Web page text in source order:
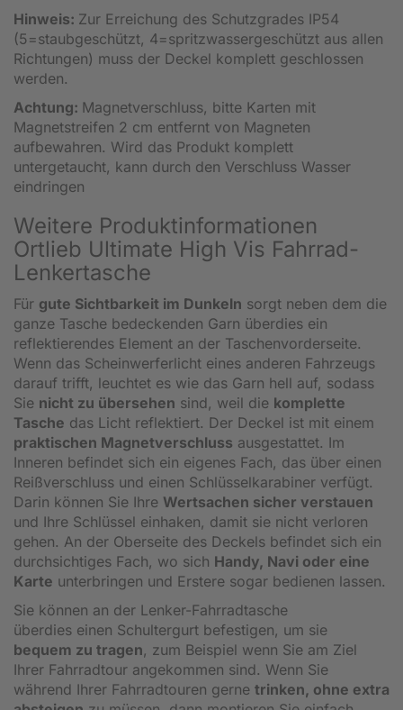
Hinweis: Zur Erreichung des Schutzgrades IP54
(5=staubgeschützt, 4=spritzwassergeschützt aus allen
Richtungen) muss der Deckel komplett geschlossen
werden.
Achtung: Magnetverschluss, bitte Karten mit
Magnetstreifen 2 cm entfernt von Magneten
aufbewahren. Wird das Produkt komplett
untergetaucht, kann durch den Verschluss Wasser
eindringen
Weitere Produktinformationen
Ortlieb Ultimate High Vis Fahrrad-
Lenkertasche
Für gute Sichtbarkeit im Dunkeln sorgt neben dem die
ganze Tasche bedeckenden Garn überdies ein
reflektierendes Element an der Taschenvorderseite.
Wenn das Scheinwerferlicht eines anderen Fahrzeugs
darauf trifft, leuchtet es wie das Garn hell auf, sodass
Sie nicht zu übersehen sind, weil die komplette
Tasche das Licht reflektiert. Der Deckel ist mit einem
praktischen Magnetverschluss ausgestattet. Im
Inneren befindet sich ein eigenes Fach, das über einen
Reißverschluss und einen Schlüsselkarabiner verfügt.
Darin können Sie Ihre Wertsachen sicher verstauen
und Ihre Schlüssel einhaken, damit sie nicht verloren
gehen. An der Oberseite des Deckels befindet sich ein
durchsichtiges Fach, wo sich Handy, Navi oder eine
Karte unterbringen und Erstere sogar bedienen lassen.
Sie können an der Lenker-Fahrradtasche
überdies einen Schultergurt befestigen, um sie
bequem zu tragen, zum Beispiel wenn Sie am Ziel
Ihrer Fahrradtour angekommen sind. Wenn Sie
während Ihrer Fahrradtouren gerne trinken, ohne extra